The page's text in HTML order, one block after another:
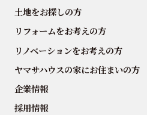
土地をお探しの方
リフォームをお考えの方
リノベーションをお考えの方
ヤマサハウスの家にお住まいの方
企業情報
採用情報